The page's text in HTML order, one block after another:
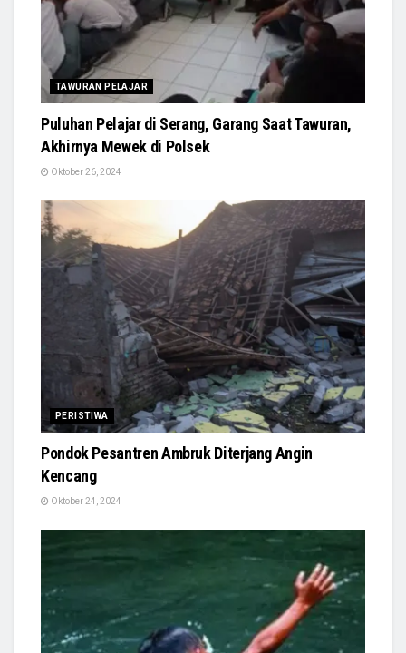
TAWURAN PELAJAR
Puluhan Pelajar di Serang, Garang Saat Tawuran,
Akhirnya Mewek di Polsek
Oktober 26, 2024
PERISTIWA
Pondok Pesantren Ambruk Diterjang Angin
Kencang
Oktober 24, 2024